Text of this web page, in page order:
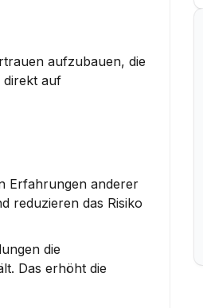
aufzubauen, die
direkt auf
Erfahrungen anderer
reduzieren das Risiko
die
Das erhöht die